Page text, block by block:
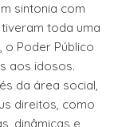
sintonia com
toda uma
o Poder Público
aos idosos.
da área social,
direitos, como
dinâmicas e